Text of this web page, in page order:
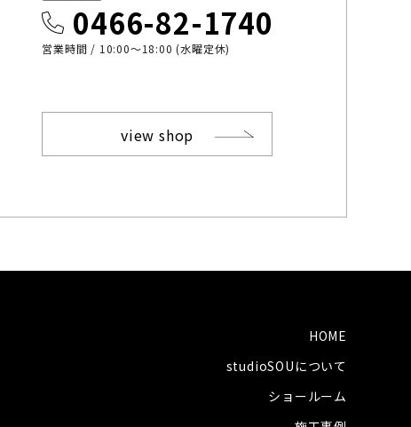
0466-82-1740
営業時間 / 10:00〜18:00 (水曜定休)
view shop
HOME
studioSOUについて
ショールーム